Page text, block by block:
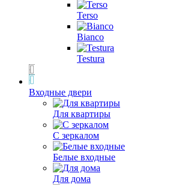
Terso
Bianco
Testura
Входные двери
Для квартиры
С зеркалом
Белые входные
Для дома